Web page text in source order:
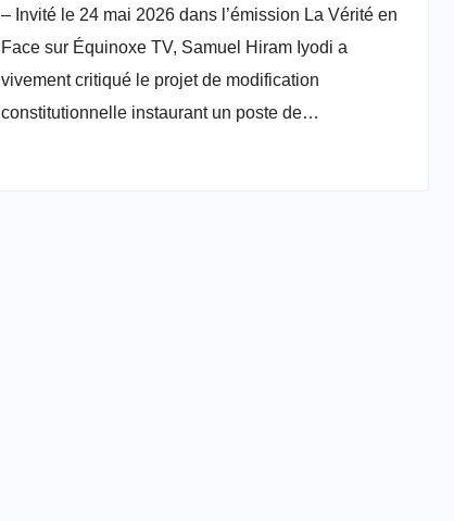
populaire
– Invité le 24 mai 2026 dans l’émission La Vérité en
Face sur Équinoxe TV, Samuel Hiram Iyodi a
vivement critiqué le projet de modification
constitutionnelle instaurant un poste de…